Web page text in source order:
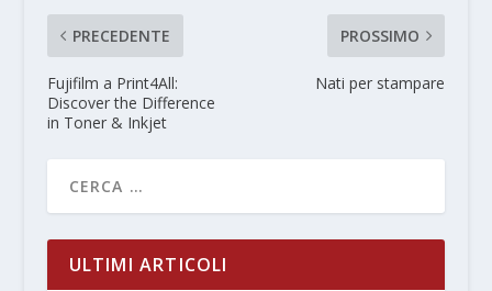
PRECEDENTE
Fujifilm a Print4All:
Discover the Difference
in Toner & Inkjet
PROSSIMO
Nati per stampare
ULTIMI ARTICOLI